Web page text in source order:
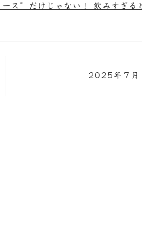
ス”だけじゃない！ 飲みすぎる
2025年７月